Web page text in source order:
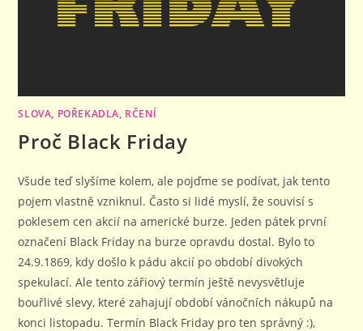
SLOVA, POŘEKADLA, RČENÍ
Proč Black Friday
Všude teď slyšíme kolem, ale pojďme se podívat, jak tento
pojem vlastně vzniknul. Často si lidé myslí, že souvisí s
poklesem cen akcií na americké burze. Jeden pátek první
označení Black Friday na burze opravdu dostal. Bylo to
24.9.1869, kdy došlo k pádu akcií po období divokých
spekulací. Ale tento zářiový termín ještě nevysvětluje
bouřlivé slevy, které zahajují období vánočních nákupů na
konci listopadu. Termín Black Friday pro ten správný :),